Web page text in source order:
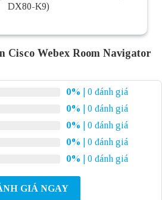
DX80-K9)
Cisco Webex Room Navigator
0%
| 0 đánh giá
0%
| 0 đánh giá
0%
| 0 đánh giá
0%
| 0 đánh giá
0% | 0 đánh giá
GIÁ NGAY